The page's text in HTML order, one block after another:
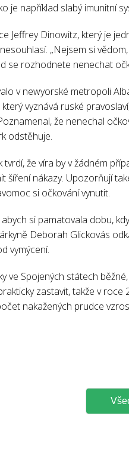
je například slabý imunitní
Jeffrey Dinowitz, který je
„Nejsem si
se rozhodnete nenechat
v newyorské metropoli
vyznává ruské
že nenechal
odstěhuje.
že víra by v žádném
šíření nákazy. Upozorňují
si očkování vynutit.
si pamatovala dobu,
Deborah Glickovás
vymýcení.
ve Spojených státech
zastavit, takže v
nakažených prudce